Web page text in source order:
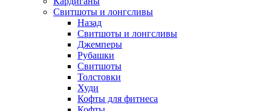
Свитшоты и лонгсливы
Назад
Свитшоты и лонгсливы
Джемперы
Рубашки
Свитшоты
Толстовки
Худи
Кофты для фитнеса